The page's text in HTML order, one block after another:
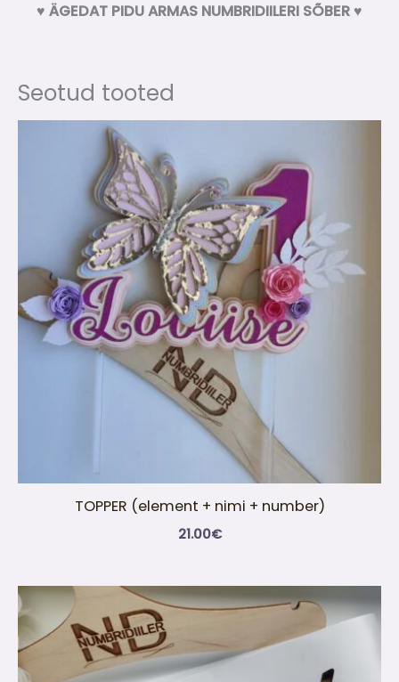
♥ ÄGEDAT PIDUARMAS NUMBRIDIILERI SÕBER ♥
Seotud tooted
TOPPER (element + nimi + number)
21.00€